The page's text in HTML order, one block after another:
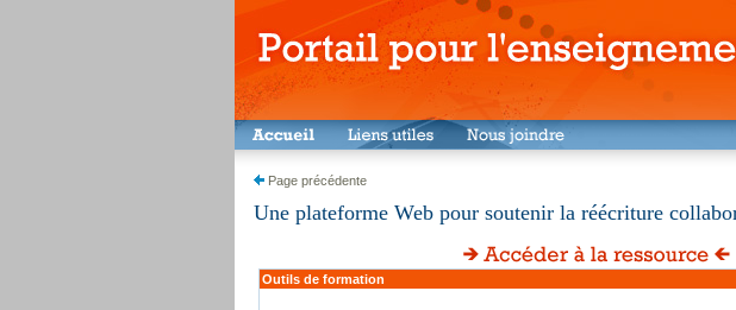
Page précédente
Une plateforme Web pour soutenir la réécriture
Outils de formation